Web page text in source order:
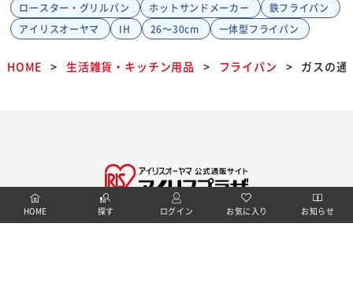
フライパン単品 フライパンセット
蓋・取っ手
ロースター・グリルパン
ホットサンドメーカー
鉄フライパン
HOME 探す ログイン お気に入り お知らせ